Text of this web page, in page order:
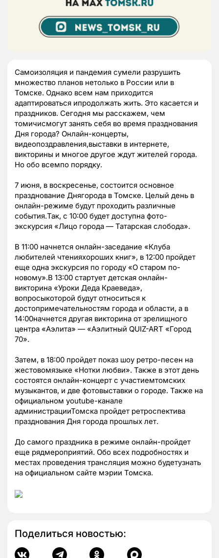
Самоизоляция и пандемия сумели разрушить
множество планов нетолько в России или в
Томске. Однако всем нам приходится
адаптироваться ипродолжать жить. Это касается и
праздников. Сегодня мы расскажем, чем
томичисмогут занять себя во время празднования
Дня города? Онлайн-концерты,
видеопоздравления,выставки в интернете,
викторины и многое другое ждут жителей города.
Но обо всемпо порядку.
7 июня, в воскресенье, состоится основное
празднование Днягорода в Томске. Целый день в
онлайн-режиме будут проходить различные
события.Так, с 10:00 будет доступна фото-
экскурсия «Лицо города — Татарская слобода».
В 11:00 начнется онлайн-заседание «Клуба
любителей чтенияхороших книг», в 12:00 пройдет
еще одна экскурсия по городу «О старом по-
новому».В 13:00 стартует детская онлайн-
викторина «Уроки Деда Краеведа»,
вопросыкоторой будут относиться к
достопримечательностям города и области, а в
14:00начнется другая викторина от зрелищного
центра «Аэлита» — «Аэлитный QUIZ-ART «Город
70».
Затем, в 18:00 пройдет показ шоу ретро-песен на
жестовомязыке «Нотки любви». Также в этот день
состоятся онлайн-концерт с участиемтомских
музыкантов, и две фотовыставки о городе. Также на
официальном youtube-канале
администрацииТомска пройдет ретроспектива
празднования Дня города прошлых лет.
До самого праздника в режиме онлайн-пройдет
еще рядмероприятий. Обо всех подробностях и
местах проведения трансляция можно будетузнать
на официальном сайте мэрии Томска.
Поделиться новостью: